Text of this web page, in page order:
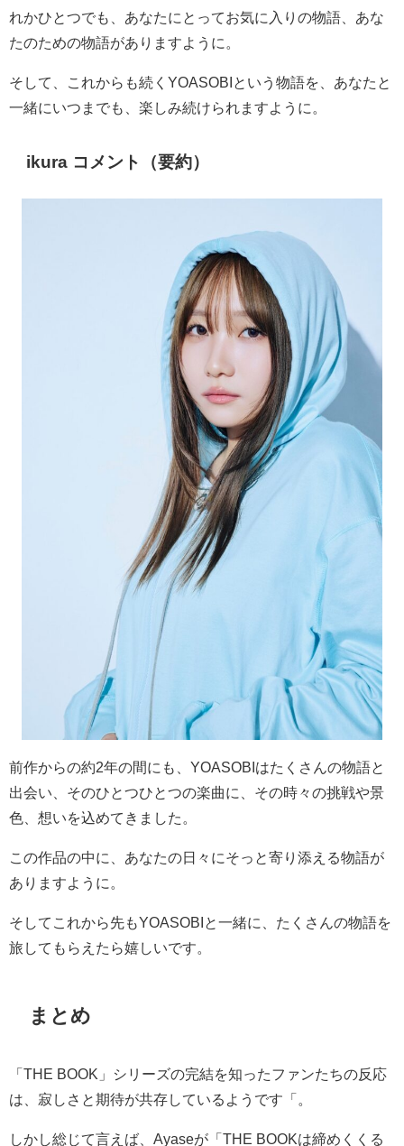
れかひとつでも、あなたにとってお気に入りの物語、あな
たのための物語がありますように。
そして、これからも続く YOASOBI という物語を、あなたと
一緒にいつまでも、楽しみ続けられますように。
ikura コメント（要約）
前作からの約2年の間にも、 YOASOBI はたくさんの物語と
出会い、そのひとつひとつの楽曲に、その時々の挑戦や景
色、想いを込めてきました。
この作品の中に、あなたの日々にそっと寄り添える物語が
ありますように。
そしてこれから先もYOASOBI と一緒に、たくさんの物語を
旅してもらえたら嬉しいです。
まとめ
「THE BOOK 」シリーズの完結を知ったファンたちの反応
は、寂しさと期待が共存しているようです「。
しかし総じて言えば、 Ayaseが「THE BOOKは締めくくる